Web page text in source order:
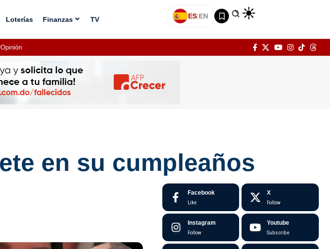
Loterías Finanzas TV ES|EN
Opinión
en su cumpleaños
Facebook
Like
X
Follow
Instagram
Follow
Youtube
Subscribe